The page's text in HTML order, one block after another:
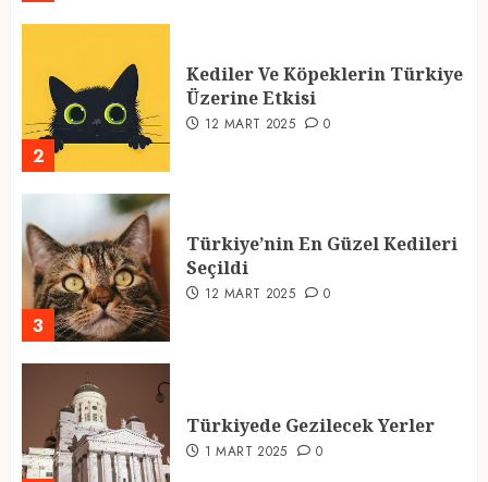
2
Kediler Ve Köpeklerin Türkiye
Üzerine Etkisi
12 MART 2025 0
3
Türkiye’nin En Güzel Kedileri
Seçildi
12 MART 2025 0
Türkiyede Gezilecek Yerler
1 MART 2025 0